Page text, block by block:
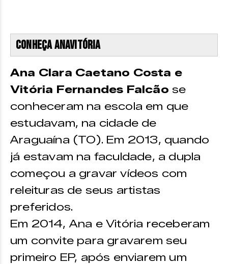
Conheça Anavitória
Ana Clara Caetano Costa e
Vitória Fernandes Falcão se
conheceram na escola em que
estudavam, na cidade de
Araguaína (TO). Em 2013, quando
já estavam na faculdade, a dupla
começou a gravar vídeos com
releituras de seus artistas
preferidos.
Em 2014, Ana e Vitória receberam
um convite para gravarem seu
primeiro EP, após enviarem um